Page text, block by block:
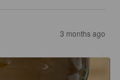
3 months ago